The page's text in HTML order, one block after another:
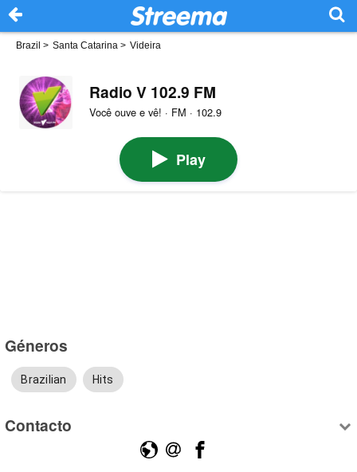
Brazil > Santa Catarina > Videira
Radio V 102.9 FM
Você ouve e vê! · FM · 102.9
Play
Géneros
Brazilian Hits
Contacto